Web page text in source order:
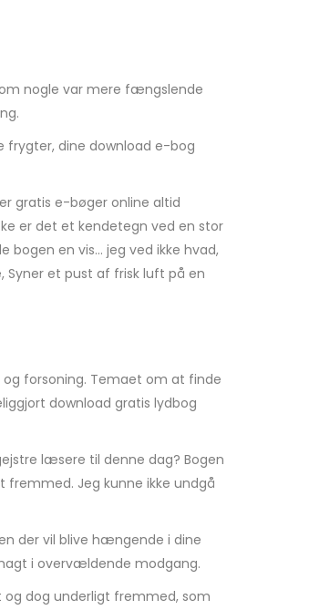
nogle var mere fængslende
frygter, dine download e-bog
gratis e-bøger online altid
er det et kendetegn ved en stor
bogen en vis… jeg ved ikke hvad,
et pust af frisk luft på en
forsoning. Temaet om at finde
download gratis lydbog
læsere til denne dag? Bogen
fremmed. Jeg kunne ikke undgå
der vil blive hængende i dine
i overvældende modgang.
dog underligt fremmed, som